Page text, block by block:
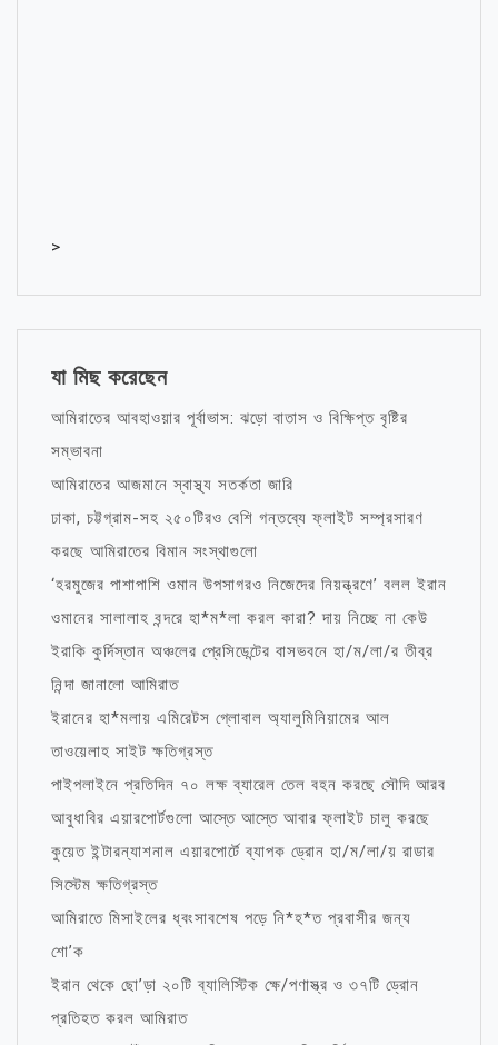
>
যা মিছ করেছেন
আমিরাতের আবহাওয়ার পূর্বাভাস: ঝড়ো বাতাস ও বিক্ষিপ্ত বৃষ্টির
সম্ভাবনা
আমিরাতের আজমানে স্বাস্থ্য সতর্কতা জারি
ঢাকা, চট্টগ্রাম-সহ ২৫০টিরও বেশি গন্তব্যে ফ্লাইট সম্প্রসারণ
করছে আমিরাতের বিমান সংস্থাগুলো
‘হরমুজের পাশাপাশি ওমান উপসাগরও নিজেদের নিয়ন্ত্রণে’ বলল ইরান
ওমানের সালালাহ বন্দরে হা*ম*লা করল কারা? দায় নিচ্ছে না কেউ
ইরাকি কুর্দিস্তান অঞ্চলের প্রেসিডেন্টের বাসভবনে হা/ম/লা/র তীব্র
নিন্দা জানালো আমিরাত
ইরানের হা*মলায় এমিরেটস গ্লোবাল অ্যালুমিনিয়ামের আল
তাওয়েলাহ সাইট ক্ষতিগ্রস্ত
পাইপলাইনে প্রতিদিন ৭০ লক্ষ ব্যারেল তেল বহন করছে সৌদি আরব
আবুধাবির এয়ারপোর্টগুলো আস্তে আস্তে আবার ফ্লাইট চালু করছে
কুয়েত ইন্টারন্যাশনাল এয়ারপোর্টে ব্যাপক ড্রোন হা/ম/লা/য় রাডার
সিস্টেম ক্ষতিগ্রস্ত
আমিরাতে মিসাইলের ধ্বংসাবশেষ পড়ে নি*হ*ত প্রবাসীর জন্য
শো’ক
ইরান থেকে ছো’ড়া ২০টি ব্যালিস্টিক ক্ষে/পণাস্ত্র ও ৩৭টি ড্রোন
প্রতিহত করল আমিরাত